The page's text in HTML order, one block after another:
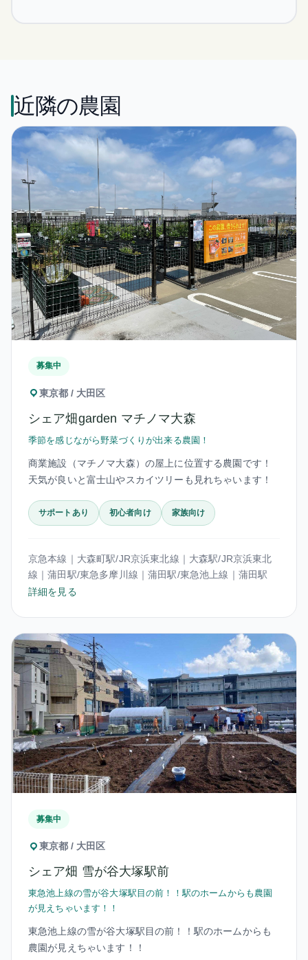
近隣の農園
募集中
東京都 / 大田区
シェア畑garden マチノマ大森
季節を感じながら野菜づくりが出来る農園！
商業施設（マチノマ大森）の屋上に位置する農園です！
天気が良いと富士山やスカイツリーも見れちゃいます！
サポートあり 初心者向け 家族向け
京急本線｜大森町駅/JR京浜東北線｜大森駅/JR京浜東北
線｜蒲田駅/東急多摩川線｜蒲田駅/東急池上線｜蒲田駅
詳細を見る
募集中
東京都 / 大田区
シェア畑 雪が谷大塚駅前
東急池上線の雪が谷大塚駅目の前！！駅のホームからも農園
が見えちゃいます！！
東急池上線の雪が谷大塚駅目の前！！駅のホームからも
農園が見えちゃいます！！